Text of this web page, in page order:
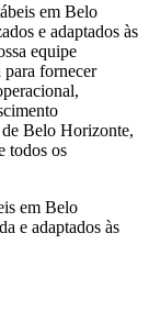
em Belo
e adaptados às
equipe
fornecer
Belo Horizonte,
todos os
em Belo
e adaptados às